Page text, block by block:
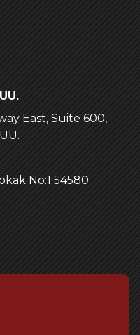
East, Suite 600,
No:1 54580